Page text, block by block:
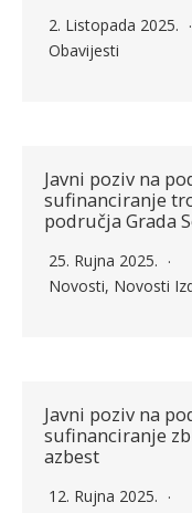
2. Listopada 2025.
Obavijesti
Javni poziv na
sufinanciranje
područja Grada
25. Rujna 2025.
Novosti, Novosti
Javni poziv na
sufinanciranje
azbest
12. Rujna 2025.